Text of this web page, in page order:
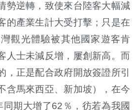
勢逆轉 ， 致使來台陸客大幅減
的產業生計大受打擊 ； 只是在
觀光體驗被其他國家遊客肯
人士未減反增 ， 屢創新高。而
， 正是配合政府開放簽證所引
含馬來西亞、 新加坡）， 在今
同期大增了62 ％， 彷若為我國